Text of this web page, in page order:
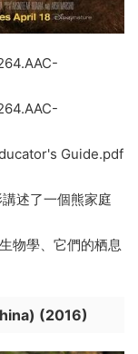
Guide.pdf
述了一個熊家庭
物學、它們的栖息
(2016)